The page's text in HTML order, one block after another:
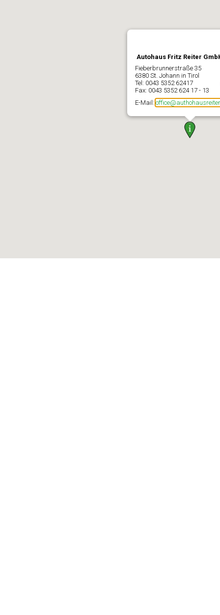
Autohaus Fritz Reiter
Fieberbrunnerstraße 35
6380 St. Johann in Tirol
Tel: 0043 5352 62417
Fax: 0043 5352 624 17 - 13
E-Mail: